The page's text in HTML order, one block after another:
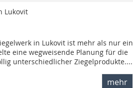
Lukovit
in Lukovit ist mehr als nur ein
eine wegweisende Planung für die
unterschiedlicher Ziegelprodukte....
mehr